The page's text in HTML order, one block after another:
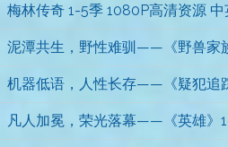
梅林传奇 1-5季 1080P高清资源
泥潭共生，野性难驯——《野兽家
机器低语，人性长存——《疑犯追
凡人加冕，荣光落幕——《英雄》